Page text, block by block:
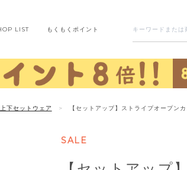
LIST もくもくポイント
上下セットウェア 【セットアップ】ストライプオープン
SALE